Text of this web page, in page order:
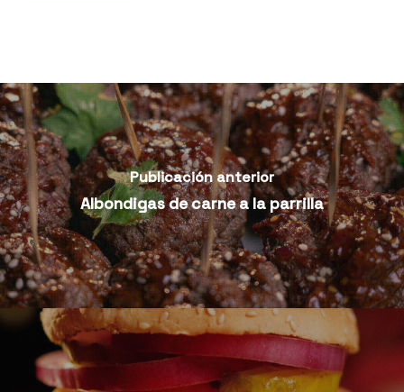
Publicación anterior
Albondigas de carne a la parrilla